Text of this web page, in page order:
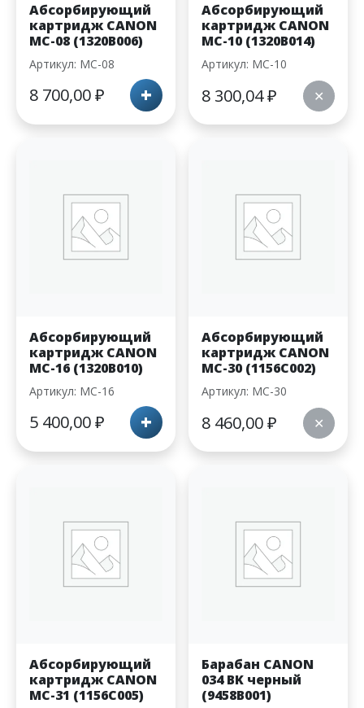
Абсорбирующий
картридж CANON
MC-08 (1320B006)
Артикул: MC-08
8 700,00₽ +
Абсорбирующий
картридж CANON
MC-10 (1320B014)
Артикул: MC-10
8 300,04₽ ✕
Абсорбирующий
картридж CANON
MC-16 (1320B010)
Артикул: MC-16
5 400,00₽ +
Абсорбирующий
картридж CANON
MC-30 (1156C002)
Артикул: MC-30
8 460,00₽ ✕
Абсорбирующий
картридж CANON
MC-31 (1156C005)
Барабан CANON
034 BK черный
(9458B001)